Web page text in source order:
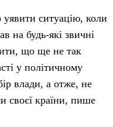
уявити ситуацію, коли
на будь-які звичні
що ще не так
у політичному
влади, а отже, не
своєї країни, пише